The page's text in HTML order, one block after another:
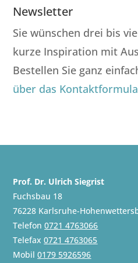
Newsletter
Sie wünschen drei bis
kurze Inspiration mit
Bestellen Sie ganz
über das
Prof. Dr. Ulrich Siegrist
Fuchsbau 18
76228 Karlsruhe-
Telefon0721 4763066
Telefax0721 4763065
Mobil0179 5926596